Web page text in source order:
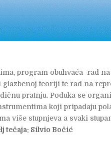
obuhvaća rad na
teoriji te rad na
pratnju. Poduka se
koji pripadaju
više stupnjeva a svaki
tečaja: Silvio Bočić